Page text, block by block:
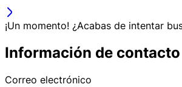
¡Un momento! ¿Acabas de intentar
Información de contacto
Correo electrónico